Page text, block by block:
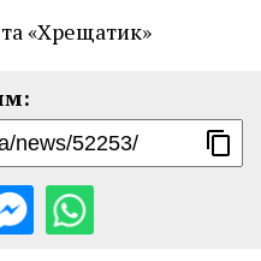
«Хрещатик»